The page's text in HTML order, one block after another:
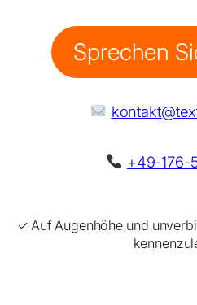
Sprechen
+49-176-
✓ Auf Augenhöhe und